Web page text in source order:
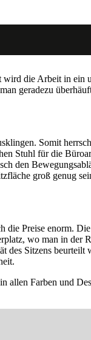
die Arbeit in ein
geradezu
Somit
Stuhl für die
den
groß genug
Preise enorm.
wo man in der
Sitzens beurteilt
allen Farben und